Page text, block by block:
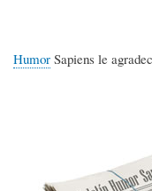
Humor Sapiens le